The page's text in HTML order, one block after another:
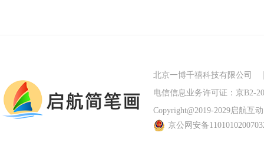
北京一博千禧科技有限公司
电信信息业务许可证：京B2-
Copyright@2019-2029启航互
京公网安备